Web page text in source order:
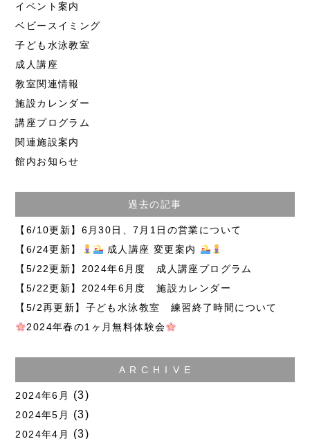
イベント案内
ベビースイミング
子ども水泳教室
成人講座
教室関連情報
施設カレンダー
講座プログラム
関連施設案内
館内お知らせ
過去の記事
【6/10更新】6月30日、7月1日の営業について
【6/24更新】
成人講座 変更案内
【5/22更新】2024年6月度 成人講座プログラム
【5/22更新】2024年6月度 施設カレンダー
【5/2再更新】子ども水泳教室 練習終了時間について
2024年春の1ヶ月無料体験会
A R C H I V E
2024年6月 (3)
2024年5月 (3)
2024年4月 (3)